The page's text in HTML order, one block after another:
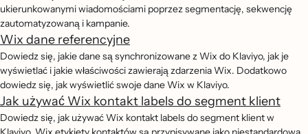
ukierunkowanymi wiadomościami poprzez segmentację, sekwencję
zautomatyzowaną i kampanie.
Wix dane referencyjne
Dowiedz się, jakie dane są synchronizowane z Wix do Klaviyo, jak je
wyświetlać i jakie właściwości zawierają zdarzenia Wix. Dodatkowo
dowiedz się, jak wyświetlić swoje dane Wix w Klaviyo.
Jak używać Wix kontakt labels do segment klient
Dowiedz się, jak używać Wix kontakt labels do segment klient w